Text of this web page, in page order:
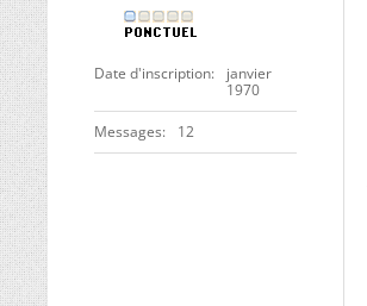
Date d'inscription
janvier
1970
Messages 12